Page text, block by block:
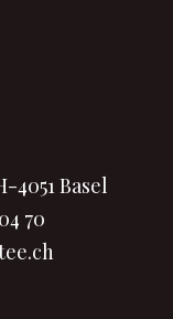
4051 Basel
70